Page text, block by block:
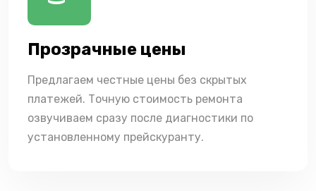
Прозрачные цены
Предлагаем честные цены без скрытых
платежей. Точную стоимость ремонта
озвучиваем сразу после диагностики по
установленному прейскуранту.